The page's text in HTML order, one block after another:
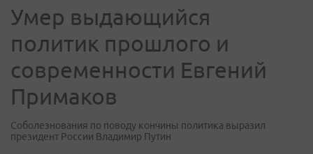
Умер выдающийся
политик прошлого и
современности Евгений
Примаков
Соболезнования по поводу кончины политика выразил
президент России Владимир Путин